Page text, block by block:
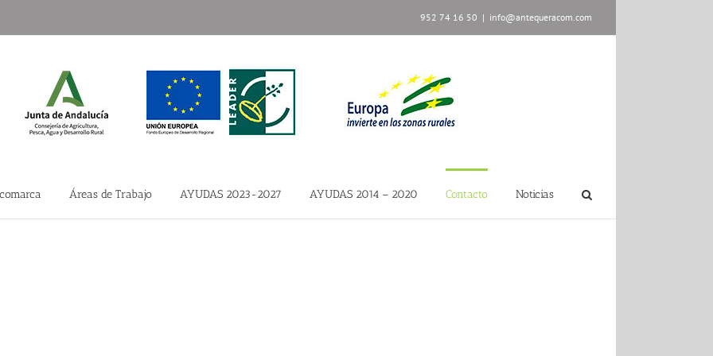
952 74 16 50 | info@antequeracom.com
Áreas de Trabajo AYUDAS 2023-2027 AYUDAS 2014 – 2020 Contacto Noticias